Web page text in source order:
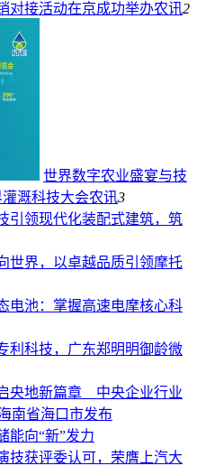
对接活动在京成功举办农讯2
世界数字农业盛宴与技
溉科技大会农讯3
引领现代化装配式建筑，筑
世界，以卓越品质引领摩托
电池：掌握高速电摩核心科
利科技，广东郑明明御龄微
央地新篇章 中央企业行业
南省海口市发布
能向“新”发力
技获评委认可，荣膺上汽大